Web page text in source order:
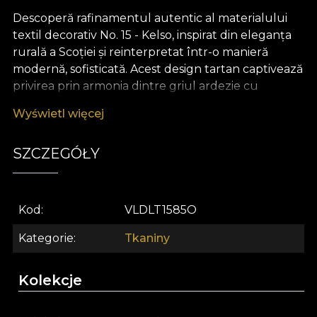
Descoperă rafinamentul autentic al materialului
textil decorativ No. 15 - Kelso, inspirat din eleganța
rurală a Scoției și reinterpretat într-o manieră
modernă, sofisticată. Acest design tartan captivează
privirea prin armonia dintre griul ardezie cu
roșu cărămiziu, maro coniac și bej auriu. Modelul
aducând în orice decor o notă de stabilitate, istorie
și eleganță discretă.
versatilitatea sa excepțională. Poate fi utilizat
pentru draperii elegante, tapițerie de mobilier cu
personalitate, perne decorative care insuflă căldură
completează armonios atmosfera spațiului tău.
Wyświetl więcej
SZCZEGÓŁY
Kod VLDLT1585O
Kategorie Tkaniny
Kolekcje